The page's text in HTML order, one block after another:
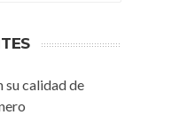
su calidad de